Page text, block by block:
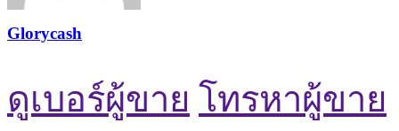
Glorycash
ดูเบอร์ผู้ขาย โทรหาผู้ขาย